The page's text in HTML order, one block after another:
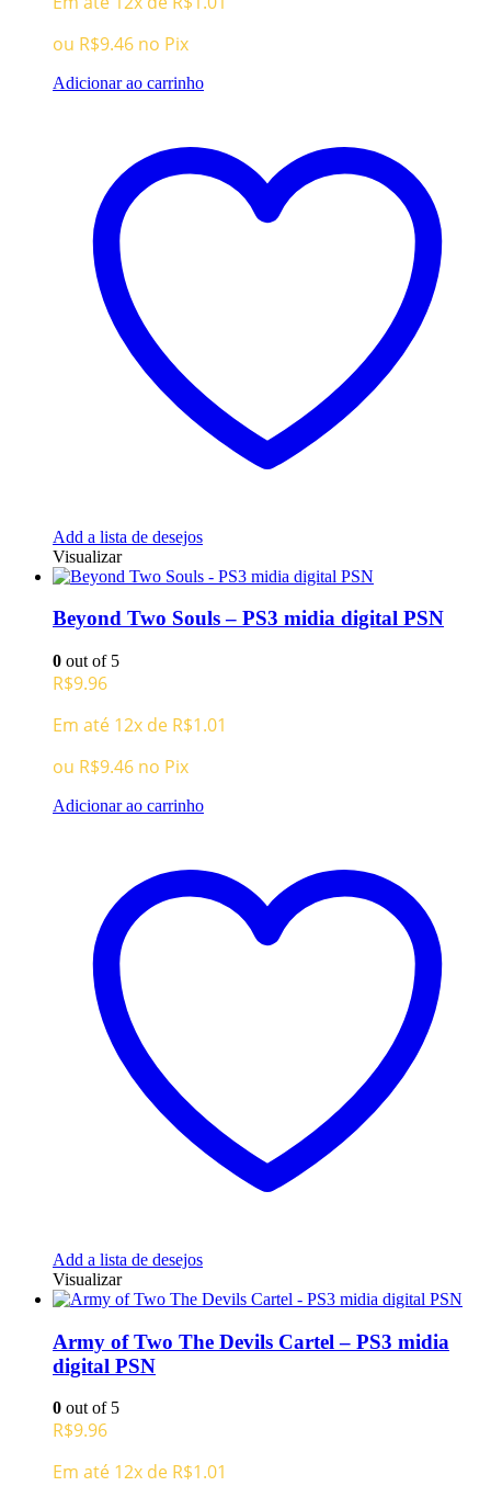
ou R$9.46 no Pix
Adicionar ao carrinho
Add a lista de desejos
Visualizar
Beyond Two Souls – PS3 midia digital PSN
0 out of 5
R$9.96
Em até 12x de R$1.01
ou R$9.46 no Pix
Adicionar ao carrinho
Add a lista de desejos
Visualizar
Army of Two The Devils Cartel – PS3 midia
digital PSN
0 out of 5
R$9.96
Em até 12x de R$1.01